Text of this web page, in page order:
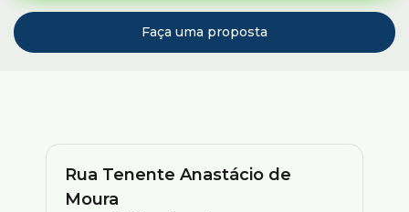
Rua Tenente Anastácio de
Moura